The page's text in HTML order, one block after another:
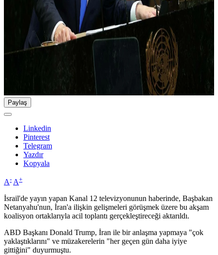
Paylaş
Linkedin
Pinterest
Telegram
Yazdır
Kopyala
A- A+
İsrail'de yayın yapan Kanal 12 televizyonunun haberinde, Başbakan
Netanyahu'nun, İran'a ilişkin gelişmeleri görüşmek üzere bu akşam
koalisyon ortaklarıyla acil toplantı gerçekleştireceği aktarıldı.
ABD Başkanı Donald Trump, İran ile bir anlaşma yapmaya "çok
yaklaştıklarını" ve müzakerelerin "her geçen gün daha iyiye
gittiğini" duyurmuştu.